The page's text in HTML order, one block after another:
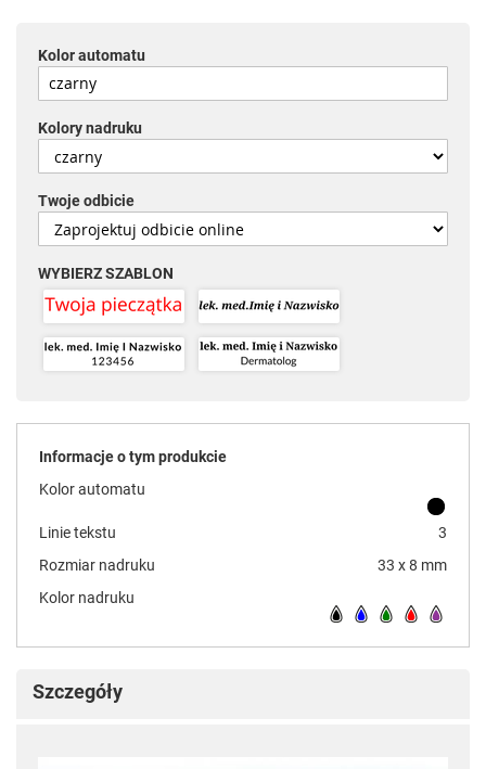
Kolor automatu
Kolory nadruku
Twoje odbicie
WYBIERZ SZABLON
Informacje o tym produkcie
Kolor automatu
Linie tekstu
3
Rozmiar nadruku
33 x 8 mm
Kolor nadruku
Szczegóły